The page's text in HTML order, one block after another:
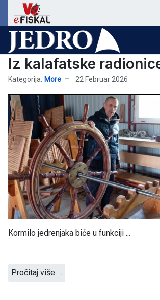
Iz kalafatske
Kategorija: More 22 Februar 2026
Kormilo jedrenjaka biće u funkciji ...
Pročitaj više …